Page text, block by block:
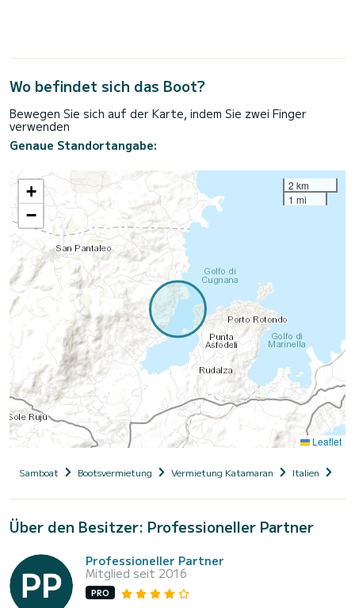
Wo befindet sich das Boot?
Bewegen Sie sich auf der Karte, indem Sie zwei Finger
verwenden
Genaue Standortangabe:
+
−
2 km
1 mi
Leaflet
Samboat Bootsvermietung Vermietung Katamaran Italien
Über den Besitzer: Professioneller Partner
Professioneller Partner
Mitglied seit 2016
PRO